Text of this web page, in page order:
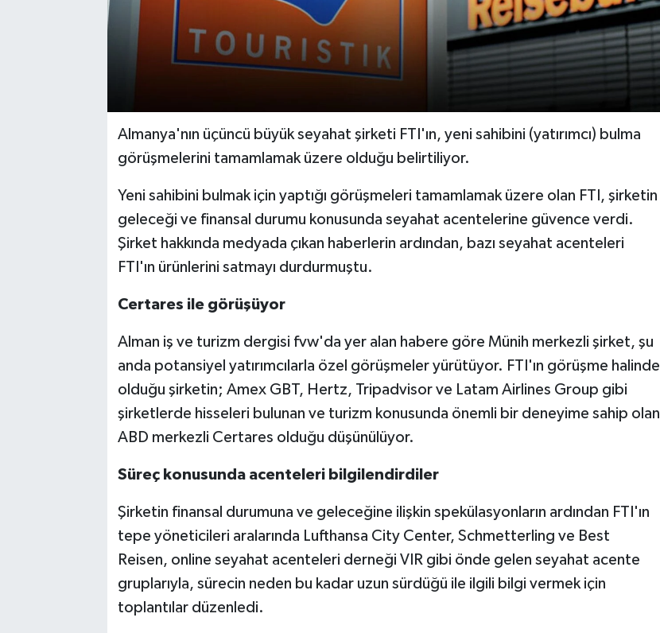
Almanya'nın üçüncü büyük seyahat şirketi FTI'ın, yeni sahibini (yatırımcı) bulma
görüşmelerini tamamlamak üzere olduğu belirtiliyor.
Yeni sahibini bulmak için yaptığı görüşmeleri tamamlamak üzere olan FTI, şirketin
geleceği ve finansal durumu konusunda seyahat acentelerine güvence verdi.
Şirket hakkında medyada çıkan haberlerin ardından, bazı seyahat acenteleri
FTI'ın ürünlerini satmayı durdurmuştu.
Certares ile görüşüyor
Alman iş ve turizm dergisi fvw'da yer alan habere göre Münih merkezli şirket, şu
anda potansiyel yatırımcılarla özel görüşmeler yürütüyor. FTI'ın görüşme halinde
olduğu şirketin; Amex GBT, Hertz, Tripadvisor ve Latam Airlines Group gibi
şirketlerde hisseleri bulunan ve turizm konusunda önemli bir deneyime sahip olan
ABD merkezli Certares olduğu düşünülüyor.
Süreç konusunda acenteleri bilgilendirdiler
Şirketin finansal durumuna ve geleceğine ilişkin spekülasyonların ardından FTI'ın
tepe yöneticileri aralarında Lufthansa City Center, Schmetterling ve Best
Reisen, online seyahat acenteleri derneği VIR gibi önde gelen seyahat acente
gruplarıyla, sürecin neden bu kadar uzun sürdüğü ile ilgili bilgi vermek için
toplantılar düzenledi.